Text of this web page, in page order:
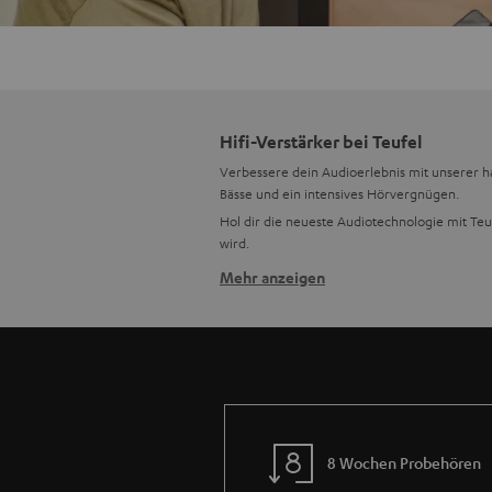
Hifi-Verstärker bei Teufel
Verbessere dein Audioerlebnis mit unserer
Bässe und ein intensives Hörvergnügen.
Hol dir die neueste Audiotechnologie mit
wird.
Tauche ein in überragende
Konnektivität leicht gemacht! Stereo-
Lieblingsgeräten herzustellen. Streame
Mehr anzeigen
8 Wochen Probehören